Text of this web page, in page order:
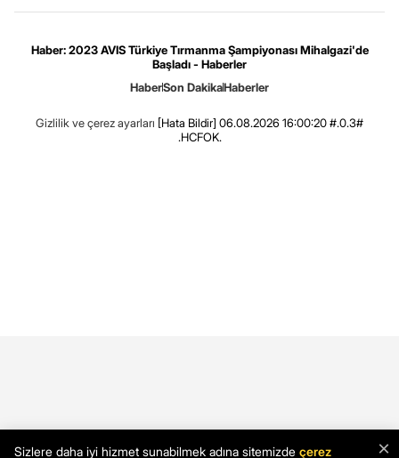
Haber: 2023 AVIS Türkiye Tırmanma Şampiyonası Mihalgazi'de
Başladı - Haberler
HaberSon DakikaHaberler
Gizlilik ve çerez ayarları [Hata Bildir] 06.08.2026 16:00:20 #.0.3#
.HCFOK.
×
Sizlere daha iyi hizmet sunabilmek adına sitemizde çerez